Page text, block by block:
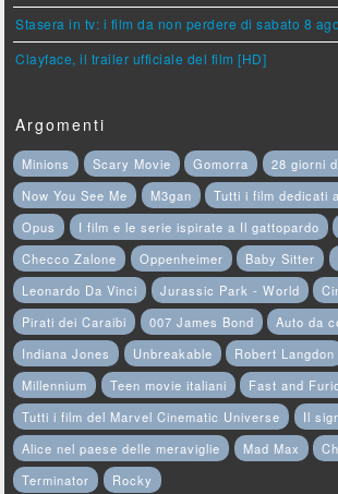
Stasera in tv: i film da non perdere di sabato 8
Clayface, il trailer ufficiale del film [HD]
Argomenti
Minions Scary Movie Gomorra
28 giorni
Now You See Me
M3gan
Tutti i film dedicati
Opus
I film e le serie ispirate a Il gattopardo
Checco Zalone
Oppenheimer Baby Sitter
Leonardo Da Vinci
Jurassic Park - World
Pirati dei Caraibi
007 James Bond Auto da
Indiana Jones
Unbreakable Robert Langdon
Millennium
Teen movie italiani
Fast and
Tutti i film del Marvel Cinematic Universe
Il
Alice nel paese delle meraviglie
Mad Max
Terminator
Rocky